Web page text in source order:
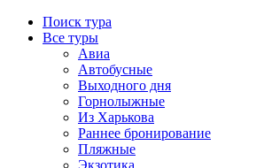
Поиск тура
Все туры
Авиа
Автобусные
Выходного дня
Горнолыжные
Из Харькова
Раннее бронирование
Пляжные
Экзотика